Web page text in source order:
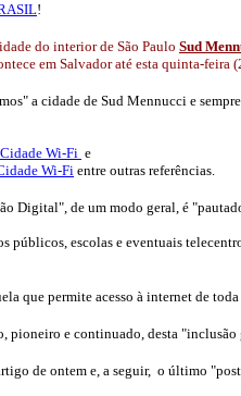
!
do interior de São Paulo Sud
em Salvador até esta quinta-feira
a cidade de Sud Mennucci e
Wi-Fi e
Wi-Fi entre outras referências.
Digital", de um modo geral, é
públicos, escolas e eventuais
que permite acesso à internet de
pioneiro e continuado, desta "inclusão
de ontem e, a seguir, o último